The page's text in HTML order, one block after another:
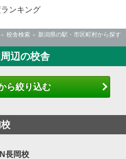
ンキング
校舎検索
新潟県の駅・市区町村から探す
辺の校舎
ら絞り込む
長岡校